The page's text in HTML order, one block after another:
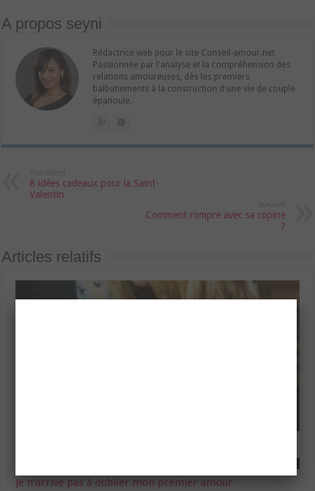
A propos seyni
Rédactrice web pour le site Conseil-amour.net
Passionnée par l'analyse et la compréhension des
relations amoureuses, dès les premiers
balbutiements à la construction d'une vie de couple
épanouïe.
8 idées cadeaux pour la Saint-
Valentin
Comment rompre avec sa copine
?
Articles relatifs
Je n’arrive pas à oublier mon premier amour